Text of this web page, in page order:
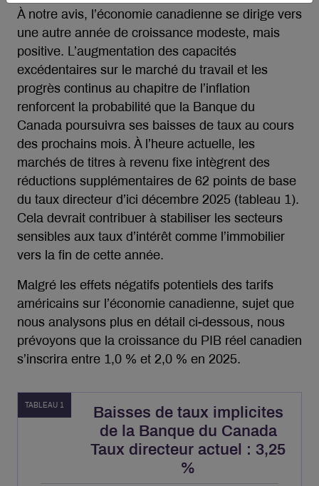
À notre avis, l’économie canadienne se dirige vers
une autre année de croissance modeste, mais
positive. L’augmentation des capacités
excédentaires sur le marché du travail et les
progrès continus au chapitre de l’inflation
renforcent la probabilité que la Banque du
Canada poursuivra ses baisses de taux au cours
des prochains mois. À l’heure actuelle, les
marchés de titres à revenu fixe intègrent des
réductions supplémentaires de 62 points de base
du taux directeur d’ici décembre 2025 (tableau 1).
Cela devrait contribuer à stabiliser les secteurs
sensibles aux taux d’intérêt comme l’immobilier
vers la fin de cette année.
Malgré les effets négatifs potentiels des tarifs
américains sur l’économie canadienne, sujet que
nous analysons plus en détail ci-dessous, nous
prévoyons que la croissance du PIB réel canadien
s’inscrira entre 1,0 % et 2,0 % en 2025.
TABLEAU 1
Baisses de taux implicites
de la Banque du Canada
Taux directeur actuel : 3,25
%